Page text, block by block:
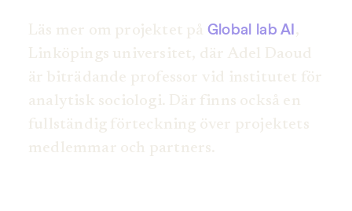
Läs mer om projektet på Global lab AI ,
Linköpings universitet, där Adel Daoud
är biträdande professor vid institutet för
analytisk sociologi. Där finns också en
fullständig förteckning över projektets
medlemmar och partners.